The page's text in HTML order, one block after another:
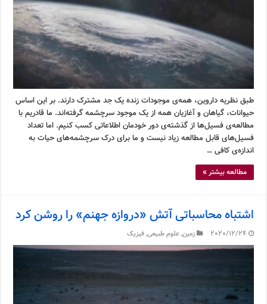
طبق نظریه داروین، همه‌ی موجودات زنده یک جد مشترک دارند. بر این اساس
حیوانات، گیاهان و آغازیان همه از یک موجود سرچشمه گرفته‌اند. ما قادریم با
مطالعه‌ی فسیل‌ها از گذشته‌ی دور خودمان اطلاعاتی کسب کنیم. اما تعداد
فسیل‌های قابل مطالعه زیاد نیست و ما برای درک سرچشمه‌های حیات به
اندازه‌ی کافی …
مطالعه بیشتر »
اشتباه محاسباتی آتش «دروازه جهنم» را روشن کرد
2020/12/24 زمین,علوم طبیعی,فیزیک